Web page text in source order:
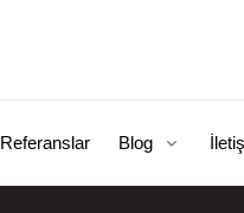
Referanslar Blog